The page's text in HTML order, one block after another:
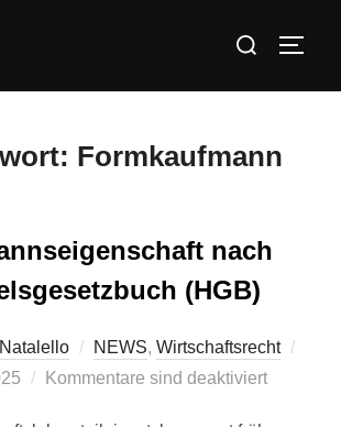
Formkaufmann
nach
(HGB)
NEWS, Wirtschaftsrecht
Kommentare sind deaktiviert